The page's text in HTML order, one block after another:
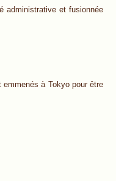
administrative et fusionnée
à Tokyo pour être